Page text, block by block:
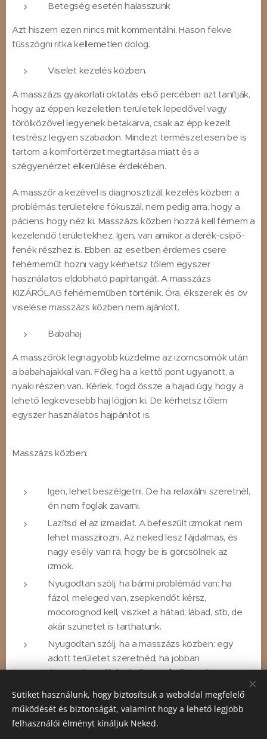
Betegség esetén halasszunk
Azt hiszem ezen nincs mit kommentálni. Hason fekve
tüsszögni ritka kellemetlen dolog.
Viselet kezelés közben.
A masszázs gyakorlati oktatás első percében azt tanítják,
hogy az éppen kezeletlen területek lepedővel vagy
törölközővel legyenek betakarva, csak az épp kezelt
testrész legyen szabadon. Mindezt természetesen be is
tartom a komfortérzet megtartása miatt és a
szégyenérzet elkerülése érdekében.
A masszőr a kezével is diagnosztizál, kezelés közben a
problémás területekre fókuszál, nem pedig arra, hogy a
páciens hogy néz ki. Masszázs közben hozzá kell férnem a
kezelendő területekhez. Igen, van amikor a derék-csípő-
fenék részhez is. Ebben az esetben érdemes csere
fehérneműt hozni vagy kérhetsz tőlem egyszer
használatos eldobható papírtangát. A masszázs
KIZÁRÓLAG fehérneműben történik. Óra, ékszerek és öv
viselése masszázs közben nem ajánlott.
Babahaj
A masszőrök legnagyobb küzdelme az izomcsomók után
a babahajakkal van. Főleg ha a kettő pont ugyanott, a
nyaki részen van. Kérlek, fogd össze a hajad úgy, hogy a
lehető legkevesebb haj lógjon ki. De kérhetsz tőlem
egyszer használatos hajpántot is.
Masszázs közben:
Igen, lehet beszélgetni. De ha relaxálni szeretnél,
én nem foglak zavarni.
Lazítsd el az izmaidat. A befeszült izmokat nem
lehet masszírozni. Az neked lesz fájdalmas, és
nagy esély van rá, hogy be is görcsölnek az
izmok.
Nyugodtan szólj, ha bármi problémád van: ha
fázol, meleged van, zsepkendőt kérsz,
mocorognod kell, viszket a hátad, lábad, stb, de
akár szünetet is tarthatunk.
Nyugodtan szólj, ha a masszázs közben: egy
adott területet szeretnéd, ha jobban
átmasszíroznék, ha kellemes/kellemetlen egy
érzel egy új, eddig nem fájdalmas, úgymond
rejtett fájdalmat, stb
Sütiket használunk, hogy biztosítsuk a weboldal megfelelő
működését és biztonságát, valamint hogy a lehető legjobb
felhasználói élményt kínáljuk Neked.